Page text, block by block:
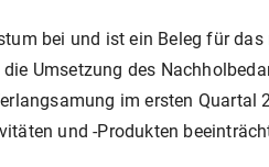
bei und ist ein Beleg für
Umsetzung des
im ersten Quartal
und -Produkten